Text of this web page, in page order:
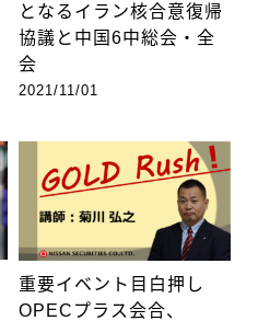
となるイラン核合意復帰
協議と中国6中総会・全
会
2021/11/01
重要イベント目白押し
OPECプラス会合、